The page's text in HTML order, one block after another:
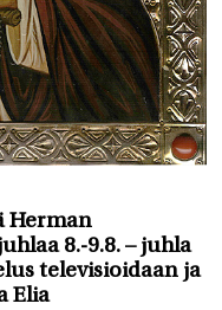
Herman
8.-9.8. – juhla
televisioidaan ja
Elia